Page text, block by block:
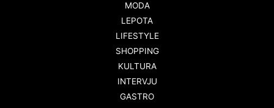
MODA
LEPOTA
LIFESTYLE
SHOPPING
KULTURA
INTERVJU
GASTRO